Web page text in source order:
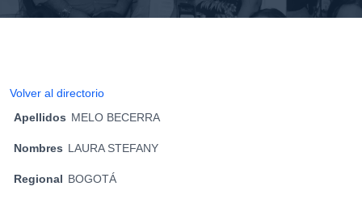
Volver al directorio
Apellidos MELO BECERRA
Nombres LAURA STEFANY
Regional BOGOTÁ